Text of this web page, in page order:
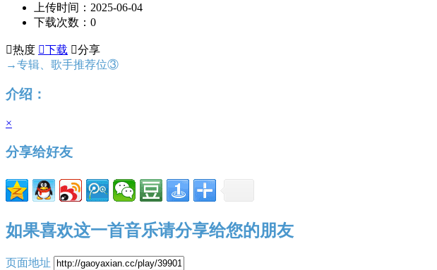
上传时间：2025-06-04
下载次数：0
热度 下载 分享
→专辑、歌手推荐位③
介绍：
×
分享给好友
如果喜欢这一首音乐请分享给您的朋友
页面地址